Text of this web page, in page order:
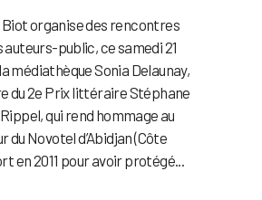
Biot organise des rencontres
public, ce samedi 21
médiathèque Sonia Delaunay,
du 2e Prix littéraire Stéphane
qui rend hommage au
du Novotel d’Abidjan (Côte
en 2011 pour avoir protégé...